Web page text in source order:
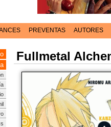
PREVENTAS AUTORES
Fullmetal